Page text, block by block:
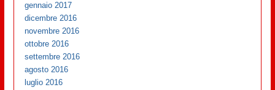
gennaio 2017
dicembre 2016
novembre 2016
ottobre 2016
settembre 2016
agosto 2016
luglio 2016